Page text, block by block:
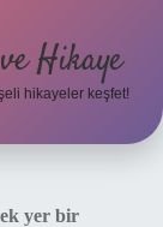
Hikaye
hikayeler keşfet!
yer bir